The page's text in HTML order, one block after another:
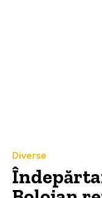
Diverse